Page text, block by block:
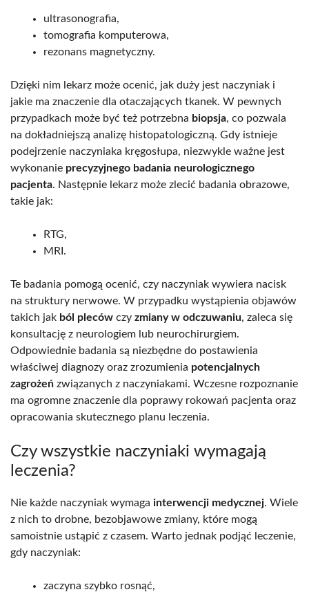
ultrasonografia,
tomografia komputerowa,
rezonans magnetyczny.
Dzięki nim lekarz może ocenić, jak duży jest naczyniak i
jakie ma znaczenie dla otaczających tkanek. W pewnych
przypadkach może być też potrzebna biopsja, co pozwala
na dokładniejszą analizę histopatologiczną. Gdy istnieje
podejrzenie naczyniaka kręgosłupa, niezwykle ważne jest
wykonanie precyzyjnego badania neurologicznego
pacjenta. Następnie lekarz może zlecić badania obrazowe,
takie jak:
RTG,
MRI.
Te badania pomogą ocenić, czy naczyniak wywiera nacisk
na struktury nerwowe. W przypadku wystąpienia objawów
takich jak ból pleców czy zmiany w odczuwaniu, zaleca się
konsultację z neurologiem lub neurochirurgiem.
Odpowiednie badania są niezbędne do postawienia
właściwej diagnozy oraz zrozumienia potencjalnych
zagrożeń związanych z naczyniakami. Wczesne rozpoznanie
ma ogromne znaczenie dla poprawy rokowań pacjenta oraz
opracowania skutecznego planu leczenia.
Czy wszystkie naczyniaki wymagają
leczenia?
Nie każde naczyniak wymaga interwencji medycznej. Wiele
z nich to drobne, bezobjawowe zmiany, które mogą
samoistnie ustąpić z czasem. Warto jednak podjąć leczenie,
gdy naczyniak:
zaczyna szybko rosnąć,